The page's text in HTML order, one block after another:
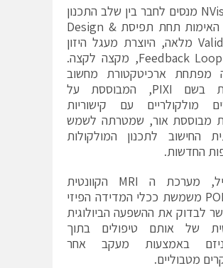
ב NVision מנסים לחבר בין שלב התכנון
לשלב האימות תחת תפיסת Design &
Validation מלאה, היוצרת מעגל היזון
חוזר, Feedback Loop, מקצה לקצה.
מפתחת ארכיטקטורת מחשוב
קוונטית בשם PIXI, המבוססת על
מולקולריים עם קישוריות
מבוססת אור, שמטרתה לשמש
החישוב לתכנון המולקולות
החדשות.
במקביל, מערכת ה MRI הקוונטית
POLARIS משמשת ככלי המדידה הפיזי
לבדוק את ההשפעה הביולוגית
של אותם טיפולים בתוך
באמצעות מעקב אחר
מטבוליים.